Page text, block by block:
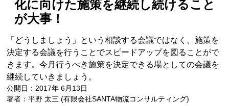
化に向けた施策を継続し続けること
が大事！
「どうしましょう」という相談する会議ではなく、施策を
決定する会議を行うことでスピードアップを図ることがで
きます。今月行うべき施策を決定できる場としての会議を
継続していきましょう。
公開日：2017年 6月13日
著者：平野 太三 (有限会社SANTA物流コンサルティング)